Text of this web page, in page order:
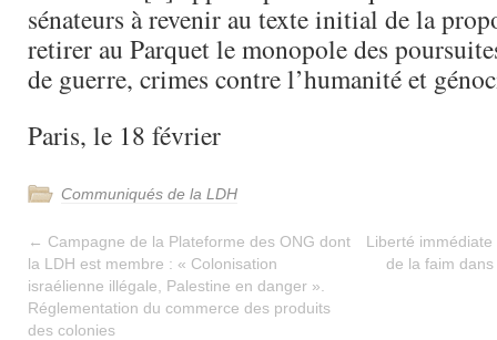
sénateurs à revenir au texte initial de la
retirer au Parquet le monopole des
de guerre, crimes contre l’humanité et
Paris, le 18 février
Communiqués de la LDH
← Campagne de la Plateforme des ONG dont
la LDH est membre : « Colonisation
israélienne illégale, Palestine en danger ».
Réglementation du commerce des produits
des colonies
Liberté
de la faim